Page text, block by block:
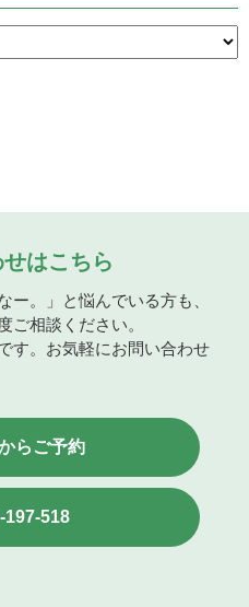
はこちら
ー。」と悩んでいる方も、
ご相談ください。
す。お気軽にお問い合わせ
らご予約
518